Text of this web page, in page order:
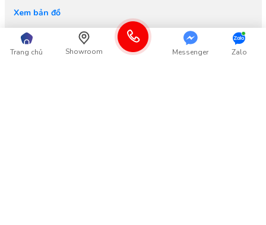
Xem bản đồ
Cụm Công Nghiệp:Long Xuyên, Phúc Thọ, Hà Nội Xem bản
Trang chủ Showroom Messenger Zalo